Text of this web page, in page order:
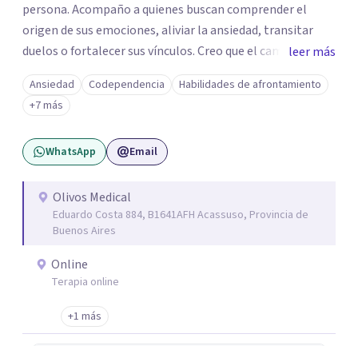
persona. Acompaño a quienes buscan comprender el
origen de sus emociones, aliviar la ansiedad, transitar
duelos o fortalecer sus vínculos. Creo que el camino hacia
una vida más auténtica comienza cuando nos animamos
a mirar hacia adentro y a reconocer las raíces de lo que
sentimos.
leer más
Ansiedad Codependencia
Habilidades de afrontamiento
+7 más
WhatsApp Email
Olivos Medical
Eduardo Costa 884, B1641AFH Acassuso, Provincia de
Buenos Aires
Online
Terapia online
+1 más